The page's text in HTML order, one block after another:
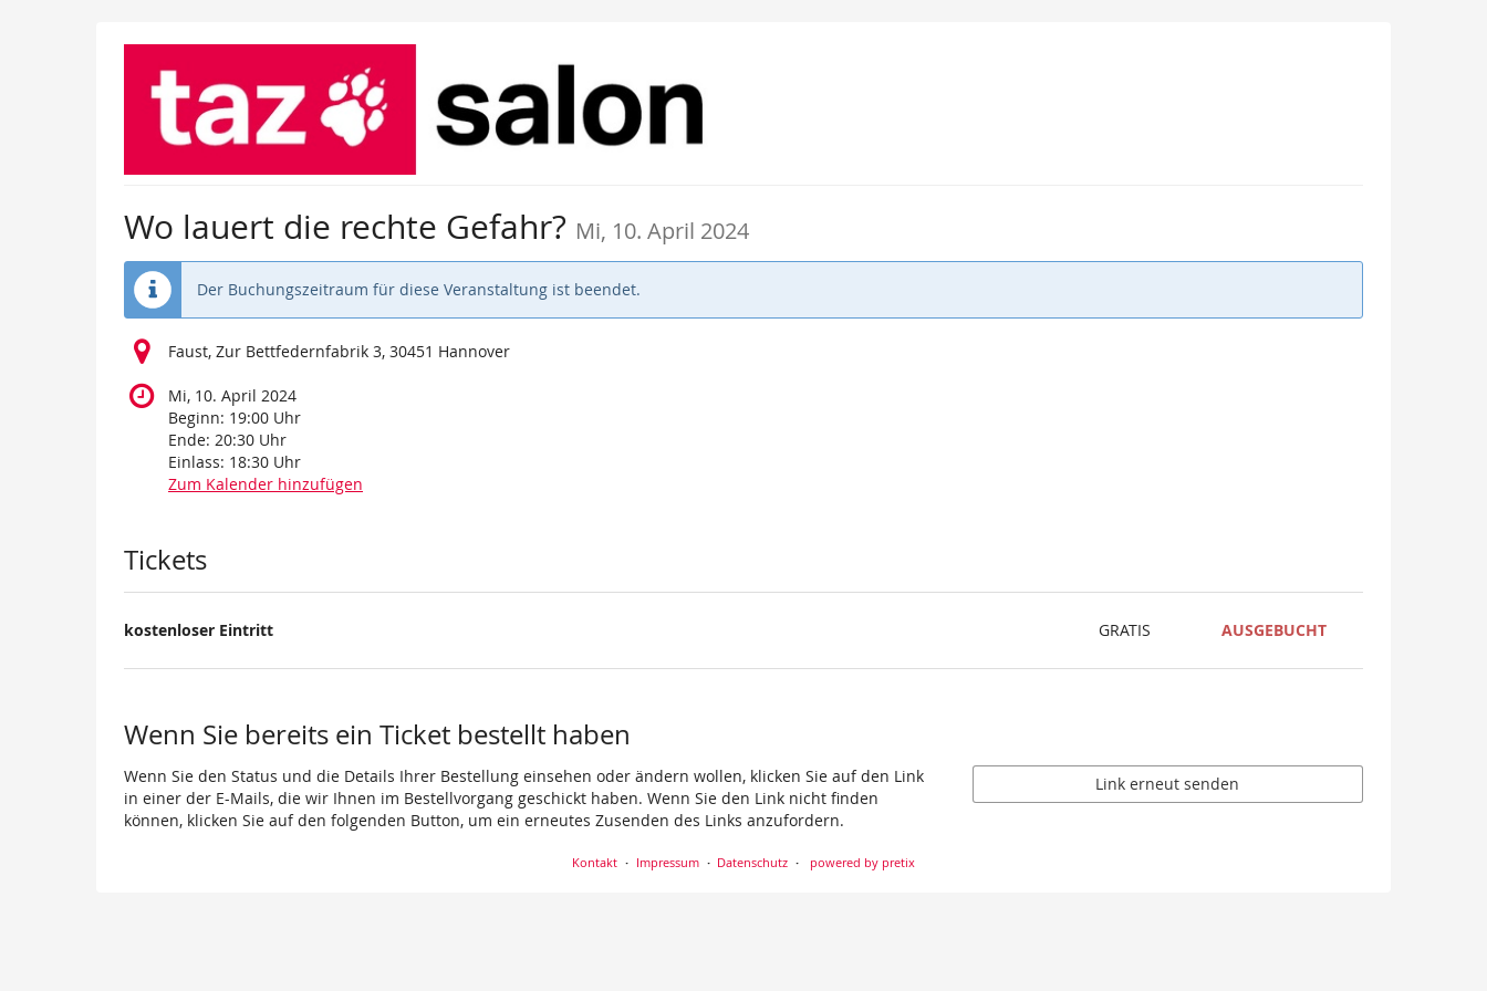
Wo lauert die rechte Gefahr? Mi, 10. April 2024
Der Buchungszeitraum für diese Veranstaltung ist beendet.
Faust, Zur Bettfedernfabrik 3, 30451 Hannover
Mi, 10. April 2024
Beginn: 19:00 Uhr
Ende: 20:30 Uhr
Einlass: 18:30 Uhr
Zum Kalender hinzufügen
Produkte
Tickets
kostenloser Eintritt GRATIS AUSGEBUCHT
Wenn Sie bereits ein Ticket bestellt haben
Wenn Sie den Status und die Details Ihrer Bestellung einsehen oder ändern wollen, klicken Sie auf den Link
in einer der E-Mails, die wir Ihnen im Bestellvorgang geschickt haben. Wenn Sie den Link nicht finden
können, klicken Sie auf den folgenden Button, um ein erneutes Zusenden des Links anzufordern.
Link erneut senden
Kontakt Impressum Datenschutz powered by pretix